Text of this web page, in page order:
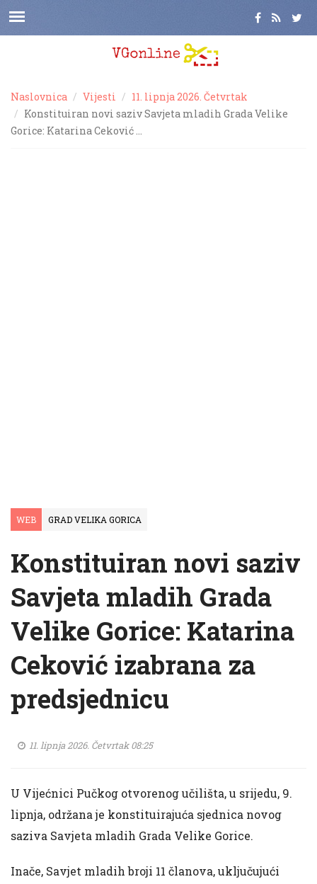
Naslovnica Vijesti
11. lipnja 2026. Četvrtak
Konstituiran novi saziv Savjeta mladih Grada Velike
Gorice: Katarina Ceković …
WEB GRAD VELIKA GORICA
Konstituiran novi saziv
Savjeta mladih Grada
Velike Gorice: Katarina
Ceković izabrana za
predsjednicu
11. lipnja 2026. Četvrtak 08:25
U Vijećnici Pučkog otvorenog učilišta, u srijedu, 9.
lipnja, održana je konstituirajuća sjednica novog
saziva Savjeta mladih Grada Velike Gorice.
Inače, Savjet mladih broji 11 članova, uključujući